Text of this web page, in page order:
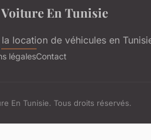
En Tunisie
location de véhicules en
légalesContact
En Tunisie. Tous droits réservés.